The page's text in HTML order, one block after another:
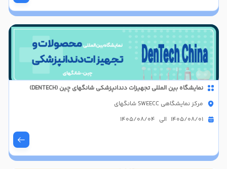
نمایشگاه بین المللی تجهیزات دندانپزشکی شانگهای چین (DENTECH)
مرکز نمایشگاهی SWEECC شانگهای
1405/08/01 الی 1405/08/04